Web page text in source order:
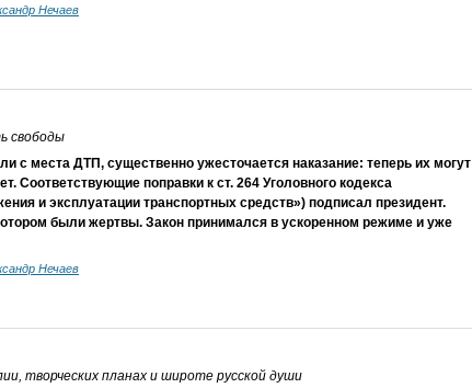
Нечаев
свободы
с места ДТП, существенно ужесточается наказание: теперь их могут
Соответствующие поправки к ст. 264 Уголовного кодекса
и эксплуатации транспортных средств») подписал президент.
были жертвы. Закон принимался в ускоренном режиме и уже
Нечаев
творческих планах и широте русской души